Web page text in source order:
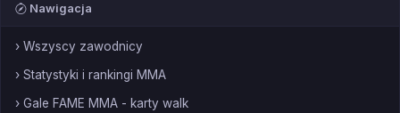
Nawigacja
› Wszyscy zawodnicy
› Statystyki i rankingi MMA
› Gale FAME MMA - karty walk